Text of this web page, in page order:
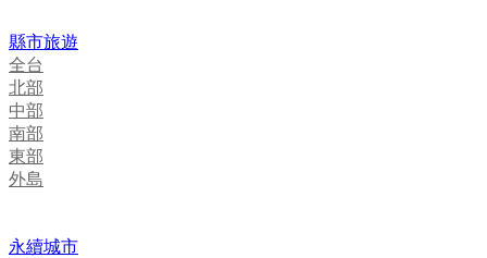
縣市旅遊
全台
北部
中部
南部
東部
外島
永續城市